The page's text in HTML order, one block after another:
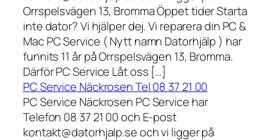
Orrspelsvägen 13, Bromma Öppet tider Starta
inte dator? Vi hjälper dej. Vi reparera din PC &
Mac PC Service ( Nytt namn Datorhjälp ) har
funnits 11 år på Orrspelsvägen 13, Bromma.
Därför PC Service Låt oss […]
PC Service Näckrosen Tel 08 37 21 00
PC Service Näckrosen PC Service har
Telefon 08 37 21 00 och E-post
kontakt@datorhjalp.se och vi ligger på